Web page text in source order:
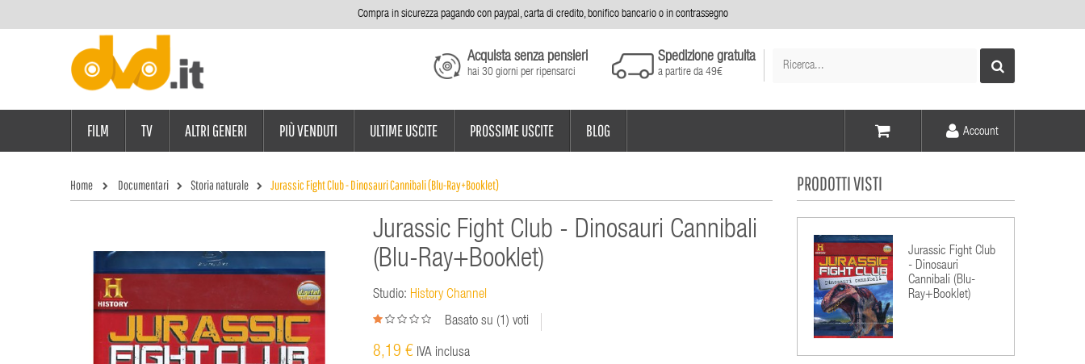
Compra in sicurezza pagando con paypal, carta di credito, bonifico bancario o in contrassegno
Elementi -
Acquista senza pensieri
hai 30 giorni per ripensarci
Spedizione gratuita
a partire da 49€
Account
FILM TV ALTRI GENERI PIÙ VENDUTI ULTIME USCITE PROSSIME USCITE BLOG
Home Documentari Storia naturale Jurassic Fight Club - Dinosauri Cannibali (Blu-Ray+Booklet)
Jurassic Fight Club - Dinosauri Cannibali
(Blu-Ray+Booklet)
Studio: History Channel
Basato su (1 ) voti
8,19 € IVA inclusa
PRODOTTI VISTI
Jurassic Fight Club
- Dinosauri
Cannibali (Blu-
Ray+Booklet)